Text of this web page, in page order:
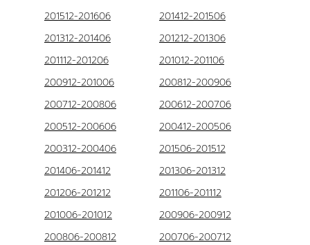
201512-201606
201412-201506
201312-201406
201212-201306
201112-201206
201012-201106
200912-201006
200812-200906
200712-200806
200612-200706
200512-200606
200412-200506
200312-200406
201506-201512
201406-201412
201306-201312
201206-201212
201106-201112
201006-201012
200906-200912
200806-200812
200706-200712